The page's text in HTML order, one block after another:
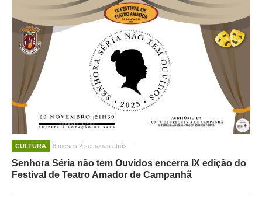
CULTURA 8 meses 2 semanas atrás
Senhora Séria não tem Ouvidos encerra IX edição do
Festival de Teatro Amador de Campanhã